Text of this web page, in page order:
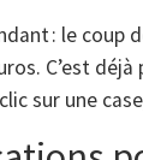
: le coup
C’est
clic sur une